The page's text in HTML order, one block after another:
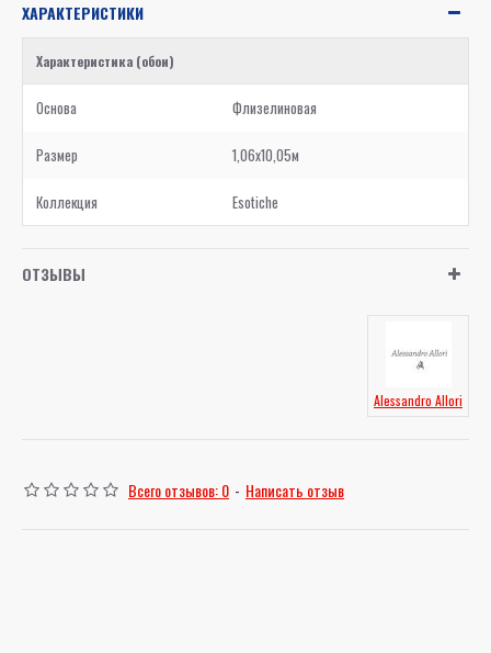
ХАРАКТЕРИСТИКИ
Характеристика (обои)
Основа Флизелиновая
Размер 1,06x10,05м
Коллекция Esotiche
ОТЗЫВЫ
Alessandro Allori
Всего отзывов: 0 - Написать отзыв